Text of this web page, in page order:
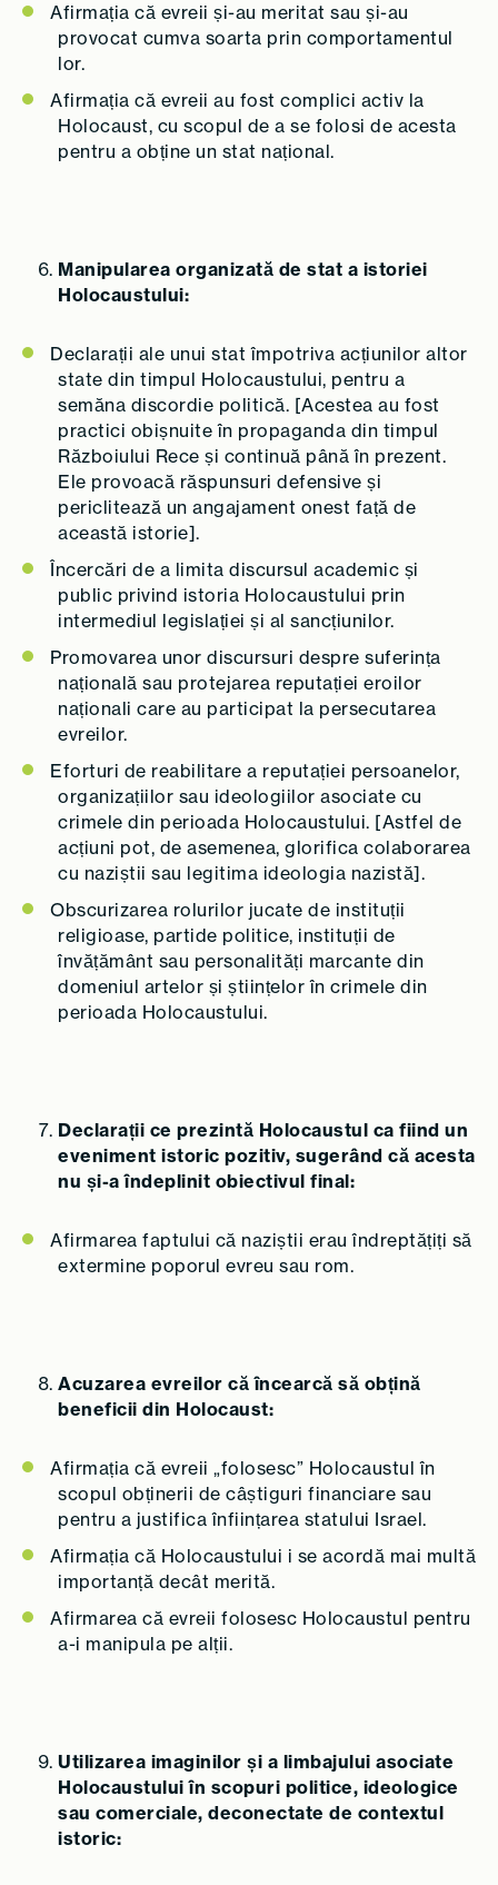
Afirmația că evreii și-au meritat sau și-au
provocat cumva soarta prin comportamentul
lor.
Afirmația că evreii au fost complici activ la
Holocaust, cu scopul de a se folosi de acesta
pentru a obține un stat național.
Manipularea organizată de stat a istoriei
Holocaustului:
Declarații ale unui stat împotriva acțiunilor altor
state din timpul Holocaustului, pentru a
semăna discordie politică. [Acestea au fost
practici obișnuite în propaganda din timpul
Războiului Rece și continuă până în prezent.
Ele provoacă răspunsuri defensive și
periclitează un angajament onest față de
această istorie].
Încercări de a limita discursul academic și
public privind istoria Holocaustului prin
intermediul legislației și al sancțiunilor.
Promovarea unor discursuri despre suferința
națională sau protejarea reputației eroilor
naționali care au participat la persecutarea
evreilor.
Eforturi de reabilitare a reputației persoanelor,
organizațiilor sau ideologiilor asociate cu
crimele din perioada Holocaustului. [Astfel de
acțiuni pot, de asemenea, glorifica colaborarea
cu naziștii sau legitima ideologia nazistă].
Obscurizarea rolurilor jucate de instituții
religioase, partide politice, instituții de
învățământ sau personalități marcante din
domeniul artelor și științelor în crimele din
perioada Holocaustului.
Declarații ce prezintă Holocaustul ca fiind un
eveniment istoric pozitiv, sugerând că acesta
nu și-a îndeplinit obiectivul final:
Afirmarea faptului că naziștii erau îndreptățiți să
extermine poporul evreu sau rom.
Acuzarea evreilor că încearcă să obțină
beneficii din Holocaust:
Afirmația că evreii „folosesc” Holocaustul în
scopul obținerii de câștiguri financiare sau
pentru a justifica înființarea statului Israel.
Afirmația că Holocaustului i se acordă mai multă
importanță decât merită.
Afirmarea că evreii folosesc Holocaustul pentru
a-i manipula pe alții.
Utilizarea imaginilor și a limbajului asociate
Holocaustului în scopuri politice, ideologice
sau comerciale, deconectate de contextul
istoric: